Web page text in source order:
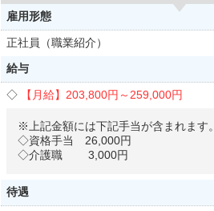
雇用形態
正社員（職業紹介）
給与
【月給】 203,800円～259,000円
※上記金額には下記手当が含まれます。
◇資格手当 26,000円
◇介護職 3,000円
待遇